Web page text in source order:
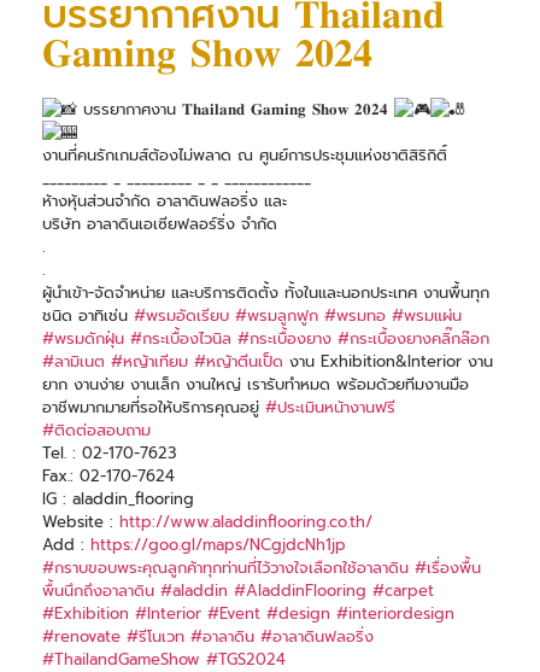
บรรยากาศงาน 𝐓𝐡𝐚𝐢𝐥𝐚𝐧𝐝
𝐆𝐚𝐦𝐢𝐧𝐠 𝐒𝐡𝐨𝐰 𝟐𝟎𝟐𝟒
บรรยากาศงาน 𝐓𝐡𝐚𝐢𝐥𝐚𝐧𝐝 𝐆𝐚𝐦𝐢𝐧𝐠 𝐒𝐡𝐨𝐰 𝟐𝟎𝟐𝟒
งานที่คนรักเกมส์ต้องไม่พลาด ณ ศูนย์การประชุมแห่งชาติสิริกิติ์
ห้างหุ้นส่วนจำกัด อาลาดินฟลอริ่ง และ
บริษัท อาลาดินเอเซียฟลอร์ริ่ง จำกัด
.
.
ผู้นำเข้า-จัดจำหน่าย และบริการติดตั้ง ทั้งในและนอกประเทศ งานพื้นทุก
ชนิด อาทิเช่น #พรมอัดเรียบ #พรมลูกฟูก #พรมทอ #พรมแผ่น
#พรมดักฝุ่น #กระเบื้องไวนิล #กระเบื้องยาง #กระเบื้องยางคลิ๊กล๊อก
#ลามิเนต #หญ้าเทียม #หญ้าตีนเป็ด งาน Exhibition&Interior งาน
ยาก งานง่าย งานเล็ก งานใหญ่ เรารับทำหมด พร้อมด้วยทีมงานมือ
อาชีพมากมายที่รอให้บริการคุณอยู่ #ประเมินหน้างานฟรี
#ติดต่อสอบถาม
Tel. : 02-170-7623
Fax.: 02-170-7624
IG : aladdin_flooring
Website : http://www.aladdinflooring.co.th/
Add : https://goo.gl/maps/NCgjdcNh1jp
#กราบขอบพระคุณลูกค้าทุกท่านที่ไว้วางใจเลือกใช้อาลาดิน #เรื่องพื้น
พื้นนึกถึงอาลาดิน #aladdin #AladdinFlooring #carpet
#Exhibition #Interior #Event #design #interiordesign
#renovate #รีโนเวท #อาลาดิน #อาลาดินฟลอริ่ง
#ThailandGameShow #TGS2024